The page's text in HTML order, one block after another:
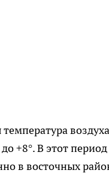
до +8°. В этот
в восточных